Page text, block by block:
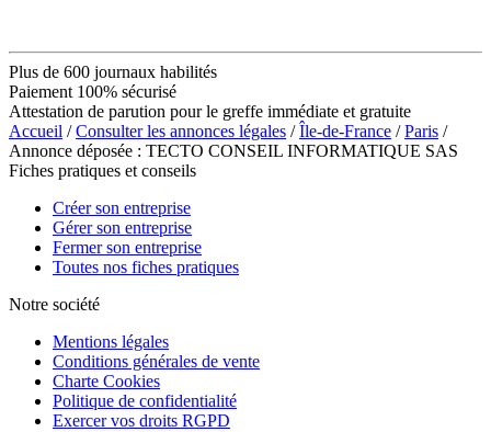
Plus de 600 journaux habilités
Paiement 100% sécurisé
Attestation de parution pour le greffe immédiate et gratuite
Accueil /Consulter les annonces légales /Île-de-France /Paris /
Annonce déposée : TECTO CONSEIL INFORMATIQUE SAS
Fiches pratiques et conseils
Créer son entreprise
Gérer son entreprise
Fermer son entreprise
Toutes nos fiches pratiques
Notre société
Mentions légales
Conditions générales de vente
Charte Cookies
Politique de confidentialité
Exercer vos droits RGPD